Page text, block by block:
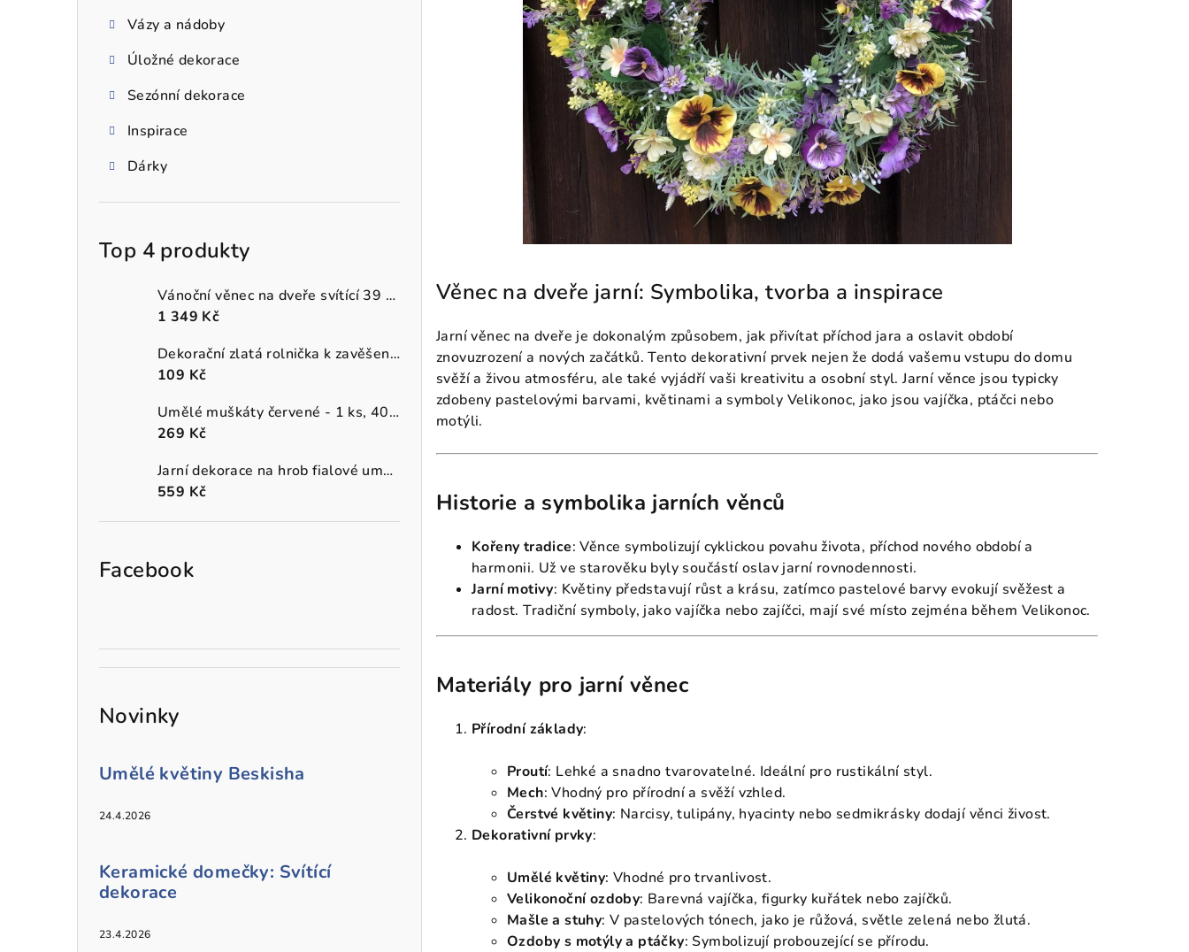
Vázy a nádoby
Úložné dekorace
Sezónní dekorace
Inspirace
Dárky
Top 4 produkty
Vánoční věnec na dveře svítící 39 cm
1 349 Kč
Dekorační zlatá rolnička k zavěšení 10 cm
109 Kč
Umělé muškáty červené - 1 ks, 40 cm
269 Kč
Jarní dekorace na hrob fialové umělé macešky v šedém truhlíku
559 Kč
Facebook
Novinky
Umělé květiny Beskisha
24.4.2026
Keramické domečky: Svítící
dekorace
23.4.2026
Věnec na dveře jarní: Symbolika, tvorba a inspirace
Jarní věnec na dveře je dokonalým způsobem, jak přivítat příchod jara a oslavit období
znovuzrození a nových začátků. Tento dekorativní prvek nejen že dodá vašemu vstupu do domu
svěží a živou atmosféru, ale také vyjádří vaši kreativitu a osobní styl. Jarní věnce jsou typicky
zdobeny pastelovými barvami, květinami a symboly Velikonoc, jako jsou vajíčka, ptáčci nebo
motýli.
Historie a symbolika jarních věnců
Kořeny tradice: Věnce symbolizují cyklickou povahu života, příchod nového období a
harmonii. Už ve starověku byly součástí oslav jarní rovnodennosti.
Jarní motivy: Květiny představují růst a krásu, zatímco pastelové barvy evokují svěžest a
radost. Tradiční symboly, jako vajíčka nebo zajíčci, mají své místo zejména během Velikonoc.
Materiály pro jarní věnec
Přírodní základy:
Proutí: Lehké a snadno tvarovatelné. Ideální pro rustikální styl.
Mech: Vhodný pro přírodní a svěží vzhled.
Čerstvé květiny: Narcisy, tulipány, hyacinty nebo sedmikrásky dodají věnci živost.
Dekorativní prvky:
Umělé květiny: Vhodné pro trvanlivost.
Velikonoční ozdoby: Barevná vajíčka, figurky kuřátek nebo zajíčků.
Mašle a stuhy: V pastelových tónech, jako je růžová, světle zelená nebo žlutá.
Ozdoby s motýly a ptáčky: Symbolizují probouzející se přírodu.